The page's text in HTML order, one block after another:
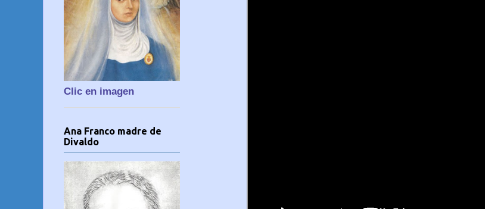
Clic en imagen
Ana Franco madre de
Divaldo